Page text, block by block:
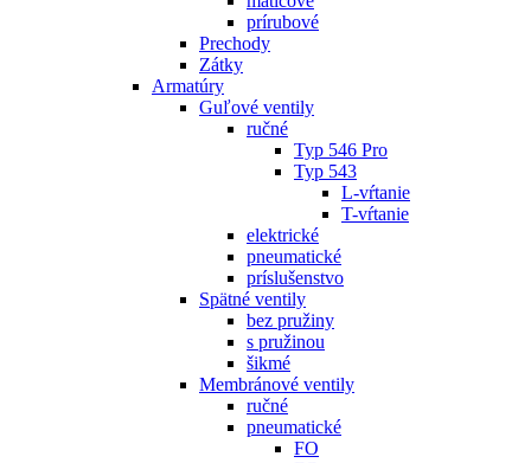
prírubové
Prechody
Zátky
Armatúry
Guľové ventily
ručné
Typ 546 Pro
Typ 543
L-vŕtanie
T-vŕtanie
elektrické
pneumatické
príslušenstvo
Spätné ventily
bez pružiny
s pružinou
šikmé
Membránové ventily
ručné
pneumatické
FO